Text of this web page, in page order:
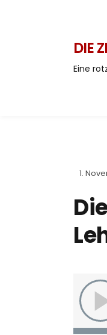
DIE
Eine
1.